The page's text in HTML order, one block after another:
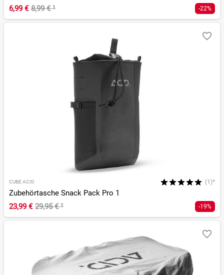
6,99 € 8,99 €¹ -22%
CUBE ACID (1)*
Zubehörtasche Snack Pack Pro 1
23,99 € 29,95 €¹ -19%